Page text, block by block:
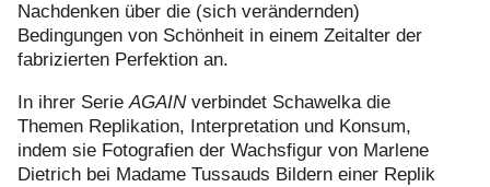
Nachdenken über die (sich verändernden)
Bedingungen von Schönheit in einem Zeitalter der
fabrizierten Perfektion an.
In ihrer SerieAGAINverbindet Schawelka die
Themen Replikation, Interpretation und Konsum,
indem sie Fotografien der Wachsfigur von Marlene
Dietrich bei Madame Tussauds Bildern einer Replik